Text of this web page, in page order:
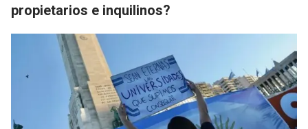
propietarios e inquilinos?